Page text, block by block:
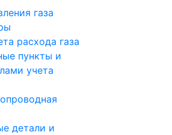
газа
расхода газа
пункты и
учета
детали и